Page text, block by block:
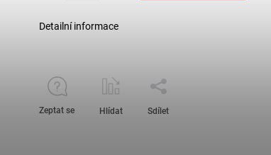
Detailní informace
Zeptat se Hlídat Sdílet